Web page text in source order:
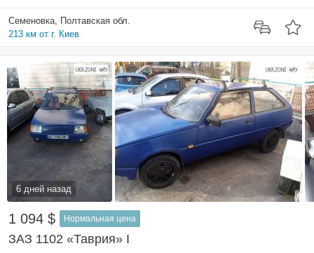
Семеновка, Полтавская обл.
213 км от г. Киев
6 дней назад
1 094 $ Нормальная цена
ЗАЗ 1102 «Таврия» I